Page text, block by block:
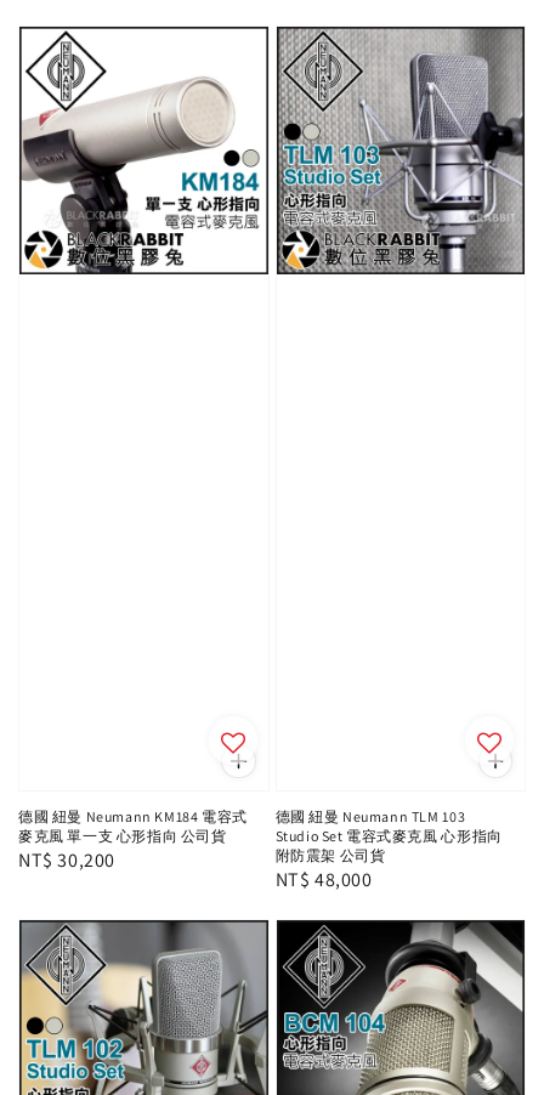
德國 紐曼 Neumann KM184 電容式
麥克風 單一支 心形指向 公司貨
Regular
NT$ 30,200
德國 紐曼 Neumann TLM 103
Studio Set 電容式麥克風 心形指向
附防震架 公司貨
Regular
NT$ 48,000